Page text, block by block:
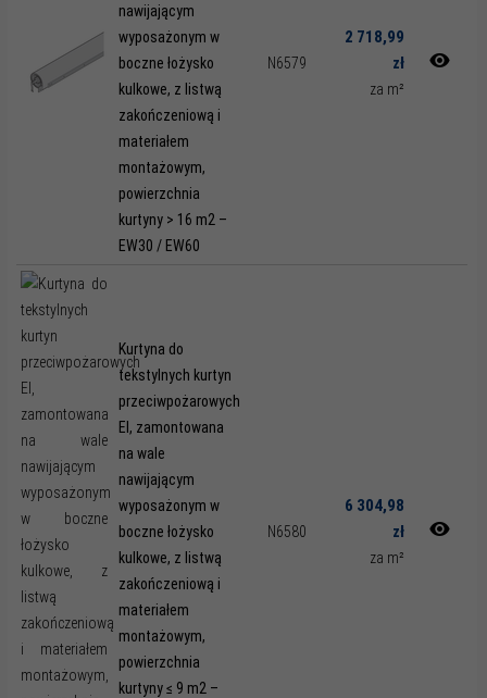
nawijającym
wyposażonym w
boczne łożysko
kulkowe, z listwą
zakończeniową i
materiałem
montażowym,
powierzchnia
kurtyny > 16 m2 –
EW30 / EW60
N6579
2 718,99
zł
za m²
Kurtyna do
tekstylnych kurtyn
przeciwpożarowych
EI, zamontowana
na wale
nawijającym
wyposażonym w
boczne łożysko
kulkowe, z listwą
zakończeniową i
materiałem
montażowym,
powierzchnia
kurtyny ≤ 9 m2 –
N6580
6 304,98
zł
za m²